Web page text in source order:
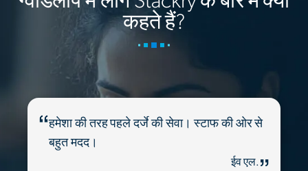
कहते हैं?
हमेशा की तरह पहले दर्जे की सेवा। स्टाफ की ओर से
बहुत मदद।
ईव एल.